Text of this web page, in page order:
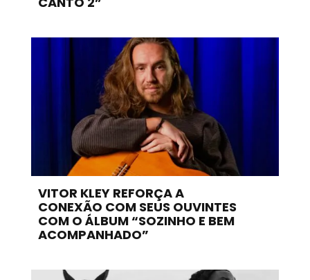
VITOR KLEY REFORÇA A
CONEXÃO COM SEUS OUVINTES
COM O ÁLBUM “SOZINHO E BEM
ACOMPANHADO”